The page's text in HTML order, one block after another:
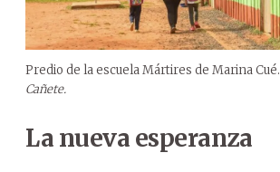
Predio de la escuela Mártires de Marina Cué.
Cañete.
La nueva esperanza